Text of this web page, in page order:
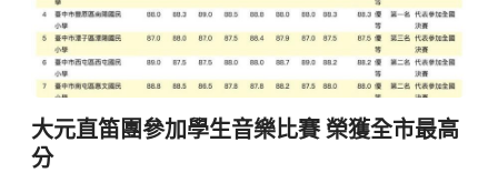
大元直笛團參加學生音樂比賽 榮獲全市最高
分